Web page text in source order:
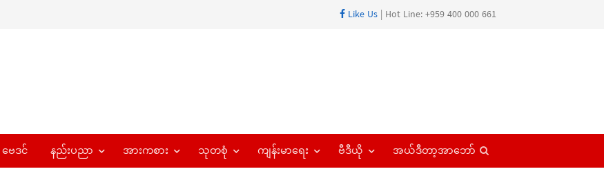
Like Us | Hot Line: +959 400 000 661
ဗေဒင် နည်းပညာ အားကစား သုတစုံ ကျန်းမာရေး ဗီဒီယို အယ်ဒီတာ့အာဘော်